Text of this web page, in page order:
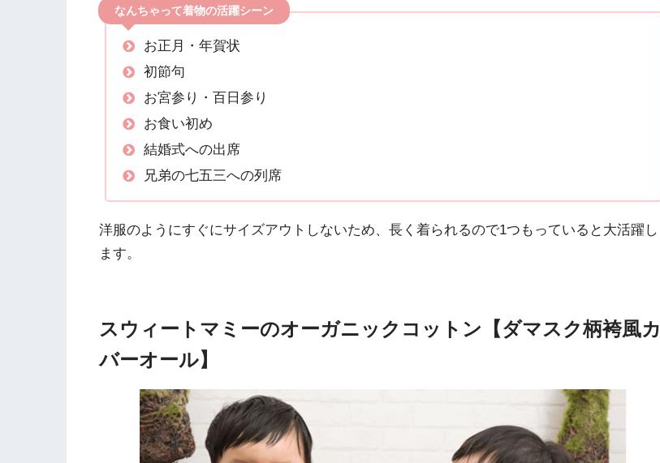
なんちゃって着物の活躍シーン
お正月・年賀状
初節句
お宮参り・百日参り
お食い初め
結婚式への出席
兄弟の七五三への列席
洋服のようにすぐにサイズアウトしないため、長く着られるので1つもっていると大活躍し
ます。
スウィートマミーのオーガニックコットン【ダマスク柄袴風カ
バーオール】